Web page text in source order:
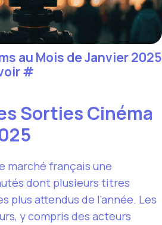
au Mois de Janvier 2025
#
Sorties Cinéma
marché français une
dont plusieurs titres
plus attendus de l’année. Les
y compris des acteurs